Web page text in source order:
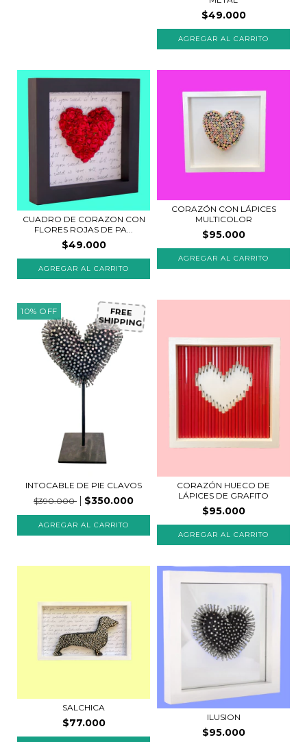
$49.000
AGREGAR AL CARRITO
CUADRO DE CORAZON CON
FLORES ROJAS DE PA...
$49.000
AGREGAR AL CARRITO
CORAZÓN CON LÁPICES
MULTICOLOR
$95.000
10% OFF FREE
SHIPPING
INTOCABLE DE PIE CLAVOS
$390.000
$350.000
CORAZÓN HUECO DE
LÁPICES DE GRAFITO
$95.000
SALCHICA
$77.000
ILUSION
$95.000